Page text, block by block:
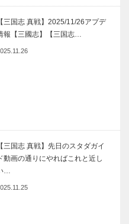
【三国志 真戦】2025/11/26アプデ
報【三國志】【三国志…
【三国志 真戦】先日のスタダガイ
動画の通りにやればこれと近し
…